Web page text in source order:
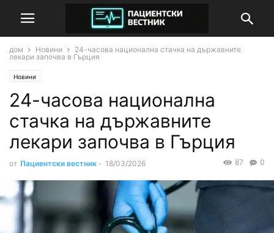
дом Новини
24-часова национална стачка на държавните
лекари започва в Гърция
Новини
24-часова национална
стачка на държавните
лекари започва в Гърция
от Пациентски вестник - 18/03/2026 0
87